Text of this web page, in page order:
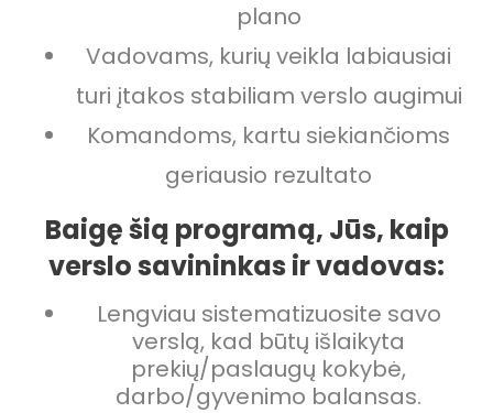
plano
Vadovams, kurių veikla labiausiai
turi įtakos stabiliam verslo augimui
Komandoms, kartu siekiančioms
geriausio rezultato
Baigę šią programą, Jūs, kaip
verslo savininkas ir vadovas:
Lengviau sistematizuosite savo
verslą, kad būtų išlaikyta
prekių/paslaugų kokybė,
darbo/gyvenimo balansas.